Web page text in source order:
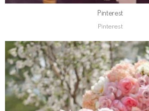
Pinterest
Pinterest